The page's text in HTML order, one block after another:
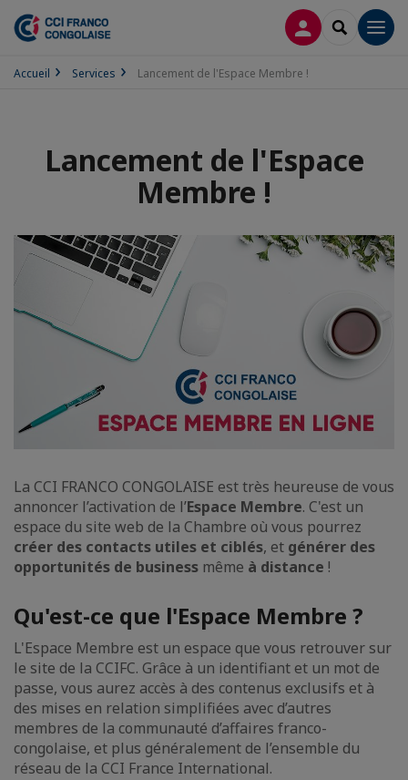
CONNEXION
Accueil Services Lancement de l'Espace Membre !
Lancement de l'Espace
Membre !
La CCI FRANCO CONGOLAISE est très heureuse de vous
annoncer l’activation de l’Espace Membre. C'est un
espace du site web de la Chambre où vous pourrez
créer des contacts utiles et ciblés, et générer des
opportunités de business même à distance !
Qu'est-ce que l'Espace Membre ?
L'Espace Membre est un espace que vous retrouver sur
le site de la CCIFC. Grâce à un identifiant et un mot de
passe, vous aurez accès à des contenus exclusifs et à
des mises en relation simplifiées avec d’autres
membres de la communauté d’affaires franco-
congolaise, et plus généralement de l’ensemble du
réseau de la CCI France International.